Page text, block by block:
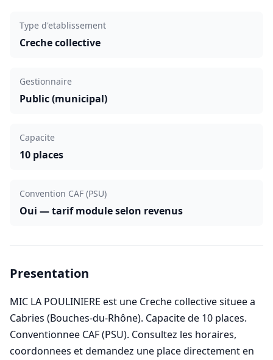
Type d'etablissement
Creche collective
Gestionnaire
Public (municipal)
Capacite
10 places
Convention CAF (PSU)
Oui — tarif module selon revenus
Presentation
MIC LA POULINIERE est une Creche collective situee a
Cabries (Bouches-du-Rhône). Capacite de 10 places.
Conventionnee CAF (PSU). Consultez les horaires,
coordonnees et demandez une place directement en